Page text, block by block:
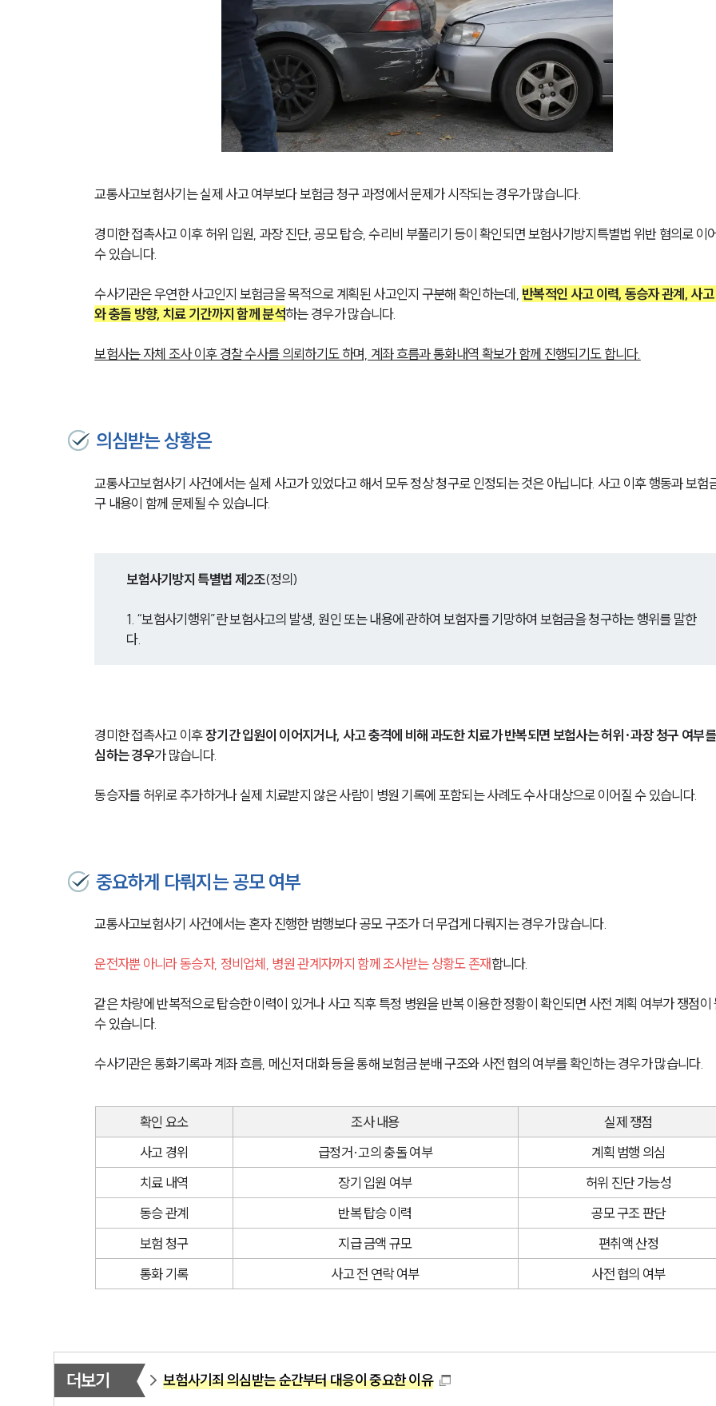
교통사고보험사기는 실제 사고 여부보다 보험금 청구 과정에서 문제가 시작되는 경우가 많습니다.
경미한 접촉사고 이후 허위 입원, 과장 진단, 공모 탑승, 수리비 부풀리기 등이 확인되면 보험사기방지특별법 위반 혐의로 이
수 있습니다.
수사기관은 우연한 사고인지 보험금을 목적으로 계획된 사고인지 구분해 확인하는데, 반복적인 사고 이력, 동승자 관계, 사고
와 충돌 방향, 치료 기간까지 함께 분석하는 경우가 많습니다.
보험사는 자체 조사 이후 경찰 수사를 의뢰하기도 하며, 계좌 흐름과 통화내역 확보가 함께 진행되기도 합니다.
의심받는 상황은
교통사고보험사기 사건에서는 실제 사고가 있었다고 해서 모두 정상 청구로 인정되는 것은 아닙니다. 사고 이후 행동과 보험
구 내용이 함께 문제될 수 있습니다.
보험사기방지 특별법 제2조(정의)
1. “보험사기행위”란 보험사고의 발생, 원인 또는 내용에 관하여 보험자를 기망하여 보험금을 청구하는 행위를 말한
다.
경미한 접촉사고 이후 장기간 입원이 이어지거나, 사고 충격에 비해 과도한 치료가 반복되면 보험사는 허위·과장 청구 여부
심하는 경우가 많습니다.
동승자를 허위로 추가하거나 실제 치료받지 않은 사람이 병원 기록에 포함되는 사례도 수사 대상으로 이어질 수 있습니다.
중요하게 다뤄지는 공모 여부
교통사고보험사기 사건에서는 혼자 진행한 범행보다 공모 구조가 더 무겁게 다뤄지는 경우가 많습니다.
운전자뿐 아니라 동승자, 정비업체, 병원 관계자까지 함께 조사받는 상황도 존재합니다.
같은 차량에 반복적으로 탑승한 이력이 있거나 사고 직후 특정 병원을 반복 이용한 정황이 확인되면 사전 계획 여부가 쟁점이
수 있습니다.
수사기관은 통화기록과 계좌 흐름, 메신저 대화 등을 통해 보험금 분배 구조와 사전 협의 여부를 확인하는 경우가 많습니다.
확인 요소 조사 내용
실제 쟁점
사고 경위
급정거·고의 충돌 여부
계획 범행 의심
치료 내역
장기 입원 여부
허위 진단 가능성
동승 관계
반복 탑승 이력
공모 구조 판단
보험 청구
지급 금액 규모
편취액 산정
통화 기록
사고 전 연락 여부 사전 협의 여부
더보기 보험사기죄 의심받는 순간부터 대응이 중요한 이유